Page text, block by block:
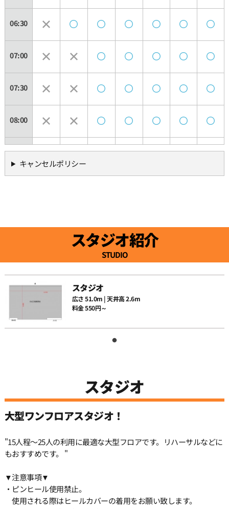
06:30
07:00
07:30
08:00
08:30
12:30
13:00
13:30
14:00
キャンセルポリシー
スタジオ紹介
STUDIO
スタジオ
広さ 51.0m | 天井高 2.6m
料金 550円～
スタジオ
大型ワンフロアスタジオ！
"15人程〜25人の利用に最適な大型フロアです。リハーサルなどに
もおすすめです。 "
▼注意事項▼
・ピンヒール使用禁止。
使用される際はヒールカバーの着用をお願い致します。